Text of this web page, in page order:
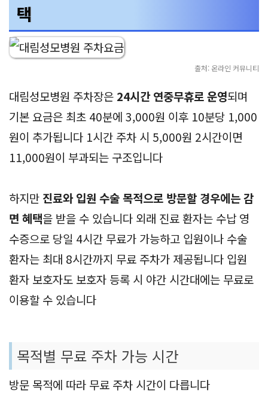
택
출처: 온라인 커뮤니티
대림성모병원 주차장은 24시간 연중무휴로 운영되며
기본 요금은 최초 40분에 3,000원 이후 10분당 1,000
원이 추가됩니다 1시간 주차 시 5,000원 2시간이면
11,000원이 부과되는 구조입니다
하지만 진료와 입원 수술 목적으로 방문할 경우에는 감
면 혜택을 받을 수 있습니다 외래 진료 환자는 수납 영
수증으로 당일 4시간 무료가 가능하고 입원이나 수술
환자는 최대 8시간까지 무료 주차가 제공됩니다 입원
환자 보호자도 보호자 등록 시 야간 시간대에는 무료로
이용할 수 있습니다
목적별 무료 주차 가능 시간
방문 목적에 따라 무료 주차 시간이 다릅니다